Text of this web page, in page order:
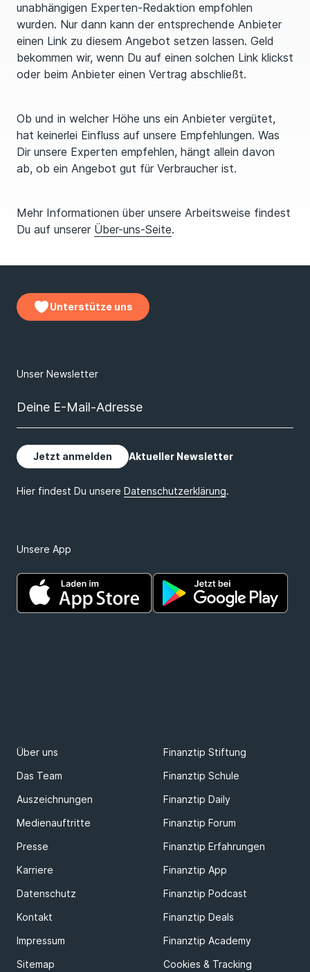
unabhängigen Experten-Redaktion emp­foh­len
wurden. Nur dann kann der entsprechende Anbieter
einen Link zu diesem Angebot setzen lassen. Geld
bekommen wir, wenn Du auf einen solchen Link klickst
oder beim Anbieter einen Vertrag abschließt.
Ob und in welcher Höhe uns ein Anbieter vergütet,
hat keinerlei Einfluss auf unsere Emp­feh­lungen. Was
Dir unsere Experten empfehlen, hängt allein davon
ab, ob ein Angebot gut für Verbraucher ist.
Mehr Informationen über unsere Arbeitsweise findest
Du auf unserer Über-uns-Seite.
Unterstütze uns
Unsere App
Über uns
Finanztip Stiftung
Das Team
Finanztip Schule
Auszeichnungen
Finanztip Daily
Medienauftritte
Finanztip Forum
Presse
Finanztip Erfahrungen
Karriere
Finanztip App
Datenschutz
Finanztip Podcast
Kontakt
Finanztip Deals
Impressum
Finanztip Academy
Sitemap
Cookies & Tracking